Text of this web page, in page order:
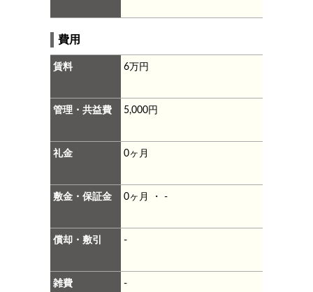
費用
賃料 6万円
管理・共益費 5,000円
礼金 0ヶ月
敷金・保証金 0ヶ月 ・ -
償却・敷引 -
雑費 -